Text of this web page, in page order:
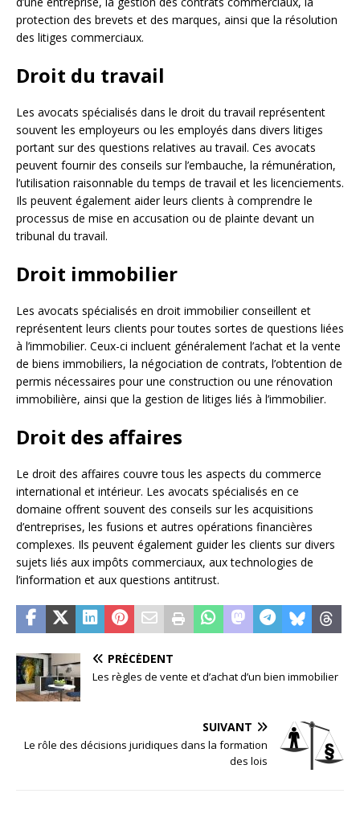
protection des brevets et des marques, ainsi que la résolution
des litiges commerciaux.
Droit du travail
Les avocats spécialisés dans le droit du travail représentent
souvent les employeurs ou les employés dans divers litiges
portant sur des questions relatives au travail. Ces avocats
peuvent fournir des conseils sur l’embauche, la rémunération,
l’utilisation raisonnable du temps de travail et les licenciements.
Ils peuvent également aider leurs clients à comprendre le
processus de mise en accusation ou de plainte devant un
tribunal du travail.
Droit immobilier
Les avocats spécialisés en droit immobilier conseillent et
représentent leurs clients pour toutes sortes de questions liées
à l’immobilier. Ceux-ci incluent généralement l’achat et la vente
de biens immobiliers, la négociation de contrats, l’obtention de
permis nécessaires pour une construction ou une rénovation
immobilière, ainsi que la gestion de litiges liés à l’immobilier.
Droit des affaires
Le droit des affaires couvre tous les aspects du commerce
international et intérieur. Les avocats spécialisés en ce
domaine offrent souvent des conseils sur les acquisitions
d’entreprises, les fusions et autres opérations financières
complexes. Ils peuvent également guider les clients sur divers
sujets liés aux impôts commerciaux, aux technologies de
l’information et aux questions antitrust.
PRÉCÉDENT
Les règles de vente et d’achat d’un bien immobilier
SUIVANT
Le rôle des décisions juridiques dans la formation
des lois